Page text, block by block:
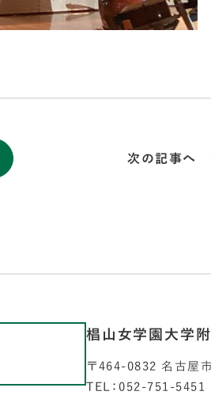
次の記事へ
椙山女学園大学
〒464-0832 名古屋
TEL：052-751-